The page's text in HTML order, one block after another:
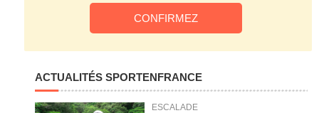
ACTUALITÉS SPORTENFRANCE
ESCALADE